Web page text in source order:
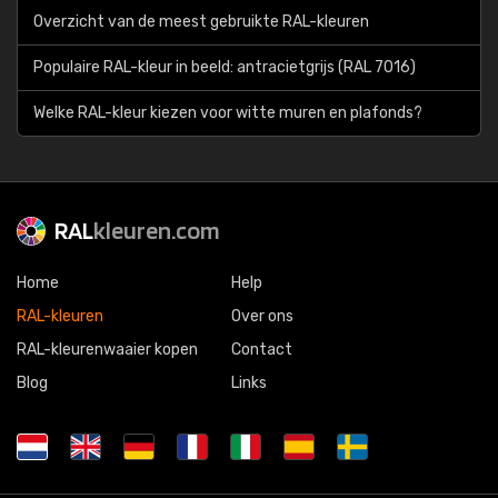
Overzicht van de meest gebruikte RAL-kleuren
Populaire RAL-kleur in beeld: antracietgrijs (RAL 7016)
Welke RAL-kleur kiezen voor witte muren en plafonds?
RALkleuren.com
Home
RAL-kleuren
RAL-kleurenwaaier kopen
Blog
Help
Over ons
Contact
Links